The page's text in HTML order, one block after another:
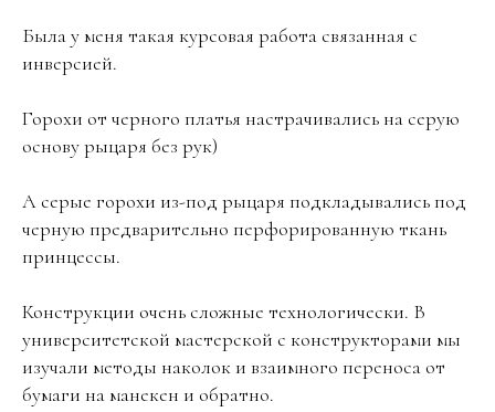
Была у меня такая курсовая работа связанная с
инверсией.
Горохи от черного платья настрачивались на серую
основу рыцаря без рук)
А серые горохи из-под рыцаря подкладывались под
черную предварительно перфорированную ткань
принцессы.
Конструкции очень сложные технологически. В
университетской мастерской с конструкторами мы
изучали методы наколок и взаимного переноса от
бумаги на манекен и обратно.